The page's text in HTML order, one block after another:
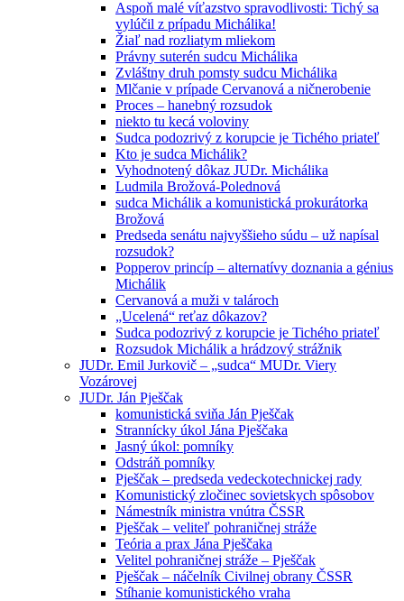
Aspoň malé víťazstvo spravodlivosti: Tichý sa
vylúčil z prípadu Michálika!
Žiaľ nad rozliatym mliekom
Právny suterén sudcu Michálika
Zvláštny druh pomsty sudcu Michálika
Mlčanie v prípade Cervanová a ničnerobenie
Proces – hanebný rozsudok
niekto tu kecá voloviny
Sudca podozrivý z korupcie je Tichého priateľ
Kto je sudca Michálik?
Vyhodnotený dôkaz JUDr. Michálika
Ludmila Brožová-Polednová
sudca Michálik a komunistická prokurátorka
Brožová
Predseda senátu najvyššieho súdu – už napísal
rozsudok?
Popperov princíp – alternatívy doznania a génius
Michálik
Cervanová a muži v talároch
„Ucelená“ reťaz dôkazov?
Sudca podozrivý z korupcie je Tichého priateľ
Rozsudok Michálik a hrádzový strážnik
JUDr. Emil Jurkovič – „sudca“ MUDr. Viery
Vozárovej
JUDr. Ján Pješčak
komunistická sviňa Ján Pješčak
Strannícky úkol Jána Pješčaka
Jasný úkol: pomníky
Odstráň pomníky
Pješčak – predseda vedeckotechnickej rady
Komunistický zločinec sovietskych spôsobov
Námestník ministra vnútra ČSSR
Pješčak – veliteľ pohraničnej stráže
Teória a prax Jána Pješčaka
Velitel pohraničnej stráže – Pješčak
Pješčak – náčelník Civilnej obrany ČSSR
Stíhanie komunistického vraha